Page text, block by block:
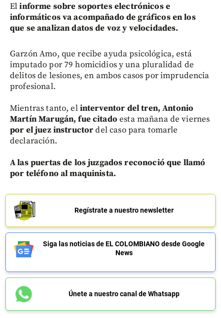
Elinforme sobre soportes electrónicos e
informáticos va acompañado de gráficos en los
que se analizan datos de voz y velocidades.
Garzón Amo, que recibe ayuda psicológica, está
imputado por 79 homicidios y una pluralidad de
delitos de lesiones, en ambos casos por imprudencia
profesional.
Mientras tanto, elinterventor del tren, Antonio
Martín Marugán, fue citado esta mañana de viernes
por el juez instructordel caso para tomarle
declaración.
A las puertas de los juzgados reconoció que llamó
por teléfono al maquinista.
Regístrate a nuestro newsletter
Siga las noticias de EL COLOMBIANO desde Google
News
Únete a nuestro canal de Whatsapp